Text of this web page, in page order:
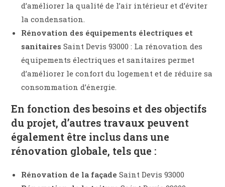
d’améliorer la qualité de l’air intérieur et d’éviter
la condensation.
Rénovation des équipements électriques et
sanitaires Saint Devis 93000 : La rénovation des
équipements électriques et sanitaires permet
d’améliorer le confort du logement et de réduire sa
consommation d’énergie.
En fonction des besoins et des objectifs
du projet, d’autres travaux peuvent
également être inclus dans une
rénovation globale, tels que :
Rénovation de la façade Saint Devis 93000